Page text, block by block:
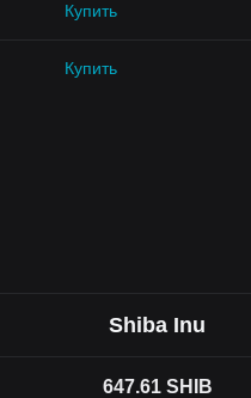
Купить
Купить
Shiba Inu
647.61 SHIB